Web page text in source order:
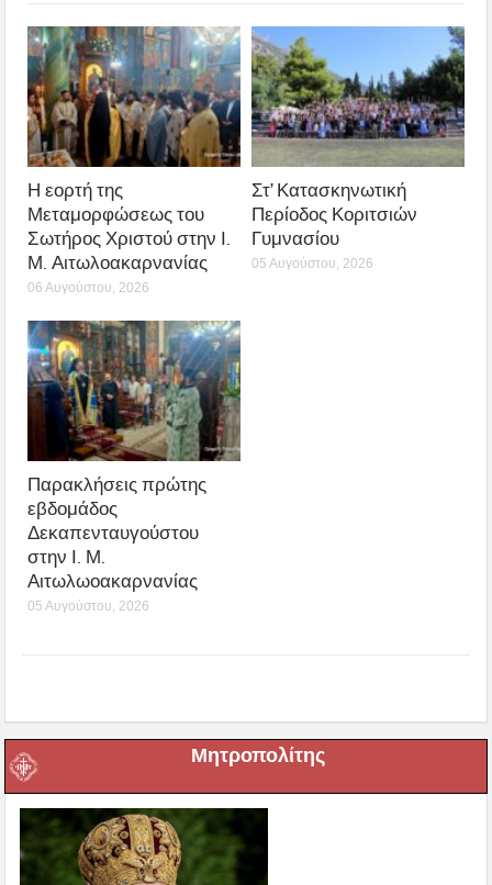
Η εορτή της
Μεταμορφώσεως του
Σωτήρος Χριστού στην Ι.
Μ. Αιτωλοακαρνανίας
06 Αυγούστου, 2026
Στ’ Κατασκηνωτική
Περίοδος Κοριτσιών
Γυμνασίου
05 Αυγούστου, 2026
Παρακλήσεις πρώτης
εβδομάδος
Δεκαπενταυγούστου
στην Ι. Μ.
Αιτωλωοακαρνανίας
05 Αυγούστου, 2026
Μητροπολίτης